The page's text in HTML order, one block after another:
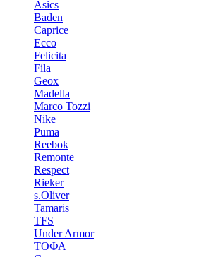
Asics
Baden
Caprice
Ecco
Felicita
Fila
Geox
Madella
Marco Tozzi
Nike
Puma
Reebok
Remonte
Respect
Rieker
s.Oliver
Tamaris
TFS
Under Armor
ТОФА